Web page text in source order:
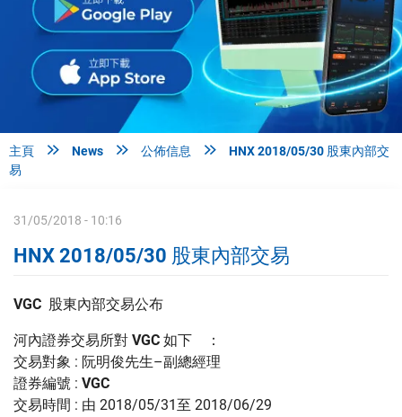
主頁  News  公佈信息 
HNX 2018/05/30 股東內部交
易
31/05/2018 - 10:16
HNX 2018/05/30 股東內部交易
VGC 股東內部交易公布
河內證券交易所對 VGC 如下 ：
交易對象 : 阮明俊先生–副總經理
證券編號 : VGC
交易時間 : 由 2018/05/31至 2018/06/29